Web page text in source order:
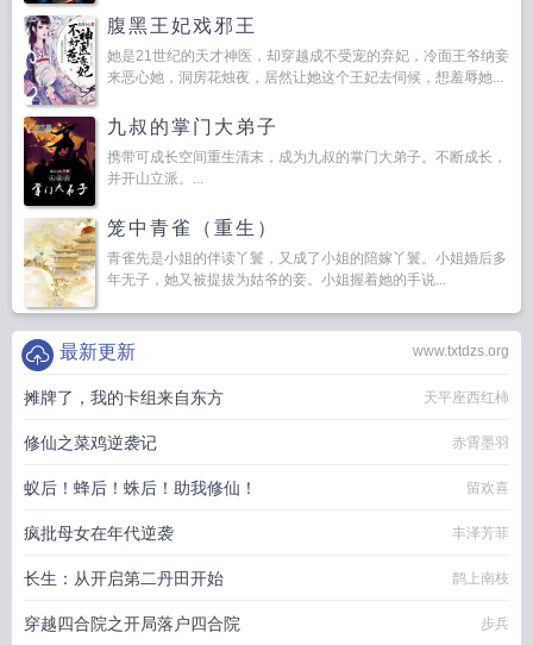
腹黑王妃戏邪王
她是21世纪的天才神医，却穿越成不受宠的弃妃，冷面王爷纳妾
来恶心她，洞房花烛夜，居然让她这个王妃去伺候，想羞辱她...
九叔的掌门大弟子
携带可成长空间重生清末，成为九叔的掌门大弟子。不断成长，
并开山立派。...
笼中青雀（重生）
青雀先是小姐的伴读丫鬟，又成了小姐的陪嫁丫鬟。小姐婚后多
年无子，她又被提拔为姑爷的妾。小姐握着她的手说...
www.txtdzs.org
最新更新
摊牌了，我的卡组来自东方 天平座西红柿
修仙之菜鸡逆袭记 赤霄墨羽
蚁后！蜂后！蛛后！助我修仙！ 留欢喜
疯批母女在年代逆袭 丰泽芳菲
长生：从开启第二丹田开始 鹊上南枝
穿越四合院之开局落户四合院 步兵